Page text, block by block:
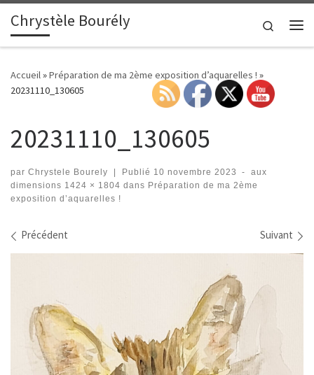
Passer au contenu
Chrystèle Bourély
Search
Accueil»Préparation de ma 2ème exposition d’aquarelles ! »
20231110_130605
20231110_130605
par Chrystele Bourely | Publié 10 novembre 2023 -
aux
dimensions 1424 × 1804 dans Préparation de ma 2ème
exposition d’aquarelles !
Navigation des images
Précédent Suivant